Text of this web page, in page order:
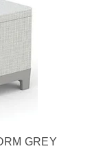
GREY